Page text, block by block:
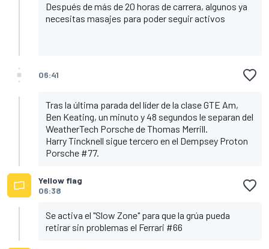
Después de más de 20 horas de carrera, algunos ya
necesitas masajes para poder seguir activos
06:41
Tras la última parada del líder de la clase GTE Am,
Ben Keating, un minuto y 48 segundos le separan del
WeatherTech Porsche de Thomas Merrill.
Harry Tincknell sigue tercero en el Dempsey Proton
Porsche #77.
Yellow flag
06:38
Se activa el "Slow Zone" para que la grúa pueda
retirar sin problemas el Ferrari #66